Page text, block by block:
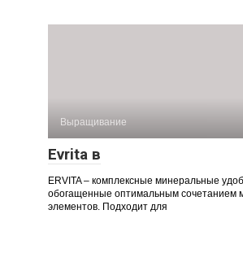
Выращивание
Evrita в
ERVITA – комплексные минеральные
обогащенные оптимальным сочетанием
элементов. Подходит для